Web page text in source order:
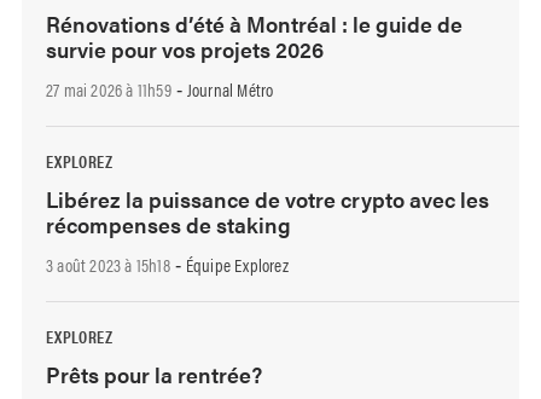
Rénovations d’été à Montréal : le guide de
survie pour vos projets 2026
27 mai 2026 à 11h59- Journal Métro
EXPLOREZ
Libérez la puissance de votre crypto avec les
récompenses de staking
3 août 2023 à 15h18- Équipe Explorez
EXPLOREZ
Prêts pour la rentrée?